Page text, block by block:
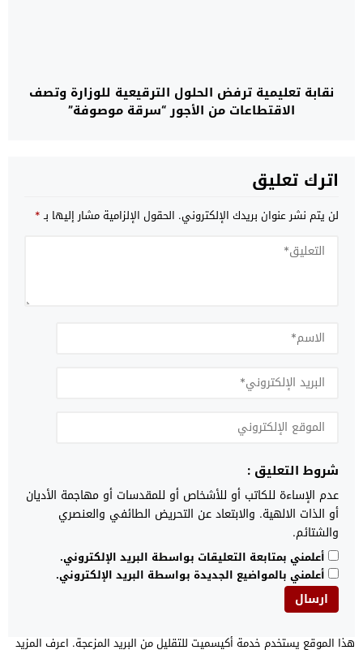
نقابة تعليمية ترفض الحلول الترقيعية للوزارة وتصف
الاقتطاعات من الأجور “سرقة موصوفة”
اترك تعليق
لن يتم نشر عنوان بريدك الإلكتروني. الحقول الإلزامية مشار إليها بـ*
شروط التعليق :
عدم الإساءة للكاتب أو للأشخاص أو للمقدسات أو مهاجمة الأديان
أو الذات الالهية. والابتعاد عن التحريض الطائفي والعنصري
والشتائم.
أعلمني بمتابعة التعليقات بواسطة البريد الإلكتروني.
أعلمني بالمواضيع الجديدة بواسطة البريد الإلكتروني.
هذا الموقع يستخدم خدمة أكيسميت للتقليل من البريد المزعجة. اعرف المزيد